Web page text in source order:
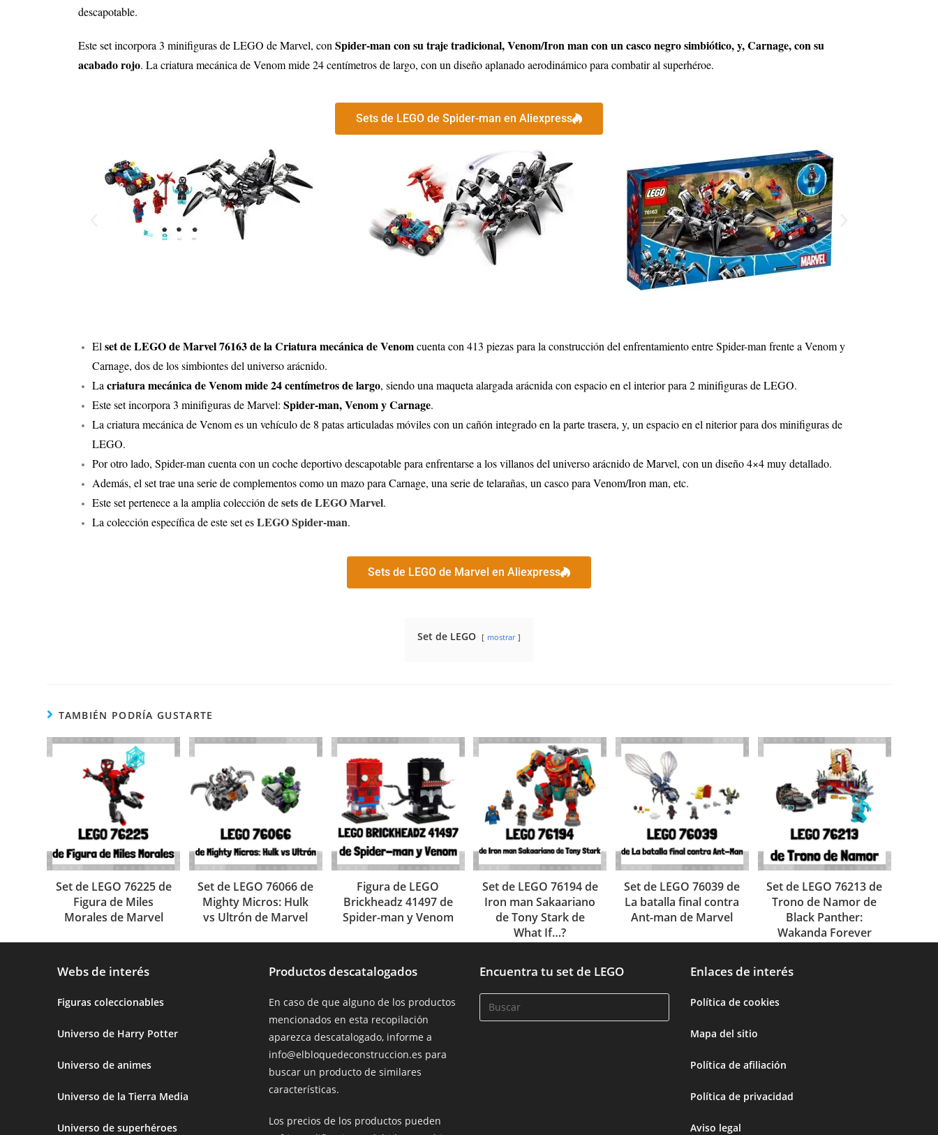
descapotable.
Este set incorpora 3 minifiguras de LEGO de Marvel, con Spider-man con su traje tradicional, Venom/Iron man con un casco negro simbiótico, y, Carnage, con su
acabado rojo. La criatura mecánica de Venom mide 24 centímetros de largo, con un diseño aplanado aerodinámico para combatir al superhéroe.
Sets de LEGO de Spider-man en Aliexpress
El set de LEGO de Marvel 76163 de la Criatura mecánica de Venomcuenta con 413 piezas para la construcción del enfrentamiento entre Spider-man frente a Venom y
Carnage, dos de los simbiontes del universo arácnido.
La criatura mecánica de Venom mide 24 centímetros de largo, siendo una maqueta alargada arácnida con espacio en el interior para 2 minifiguras de LEGO.
Este set incorpora 3 minifiguras de Marvel: Spider-man, Venom y Carnage.
La criatura mecánica de Venom es un vehículo de 8 patas articuladas móviles con un cañón integrado en la parte trasera, y, un espacio en el niterior para dos minifiguras de
LEGO.
Por otro lado, Spider-man cuenta con un coche deportivo descapotable para enfrentarse a los villanos del universo arácnido de Marvel, con un diseño 4×4 muy detallado.
Además, el set trae una serie de complementos como un mazo para Carnage, una serie de telarañas, un casco para Venom/Iron man, etc.
Este set pertenece a la amplia colección desets de LEGO Marvel.
La colección específica de este set esLEGO Spider-man.
Sets de LEGO de Marvel en Aliexpress
Set de LEGO mostrar
TAMBIÉN PODRÍA GUSTARTE
Set de LEGO 76225 de
Figura de Miles
Morales de Marvel
Set de LEGO 76066 de
Mighty Micros: Hulk
vs Ultrón de Marvel
Figura de LEGO
Brickheadz 41497 de
Spider-man y Venom
Set de LEGO 76194 de
Iron man Sakaariano
de Tony Stark de
What If…?
Set de LEGO 76039 de
La batalla final contra
Ant-man de Marvel
Set de LEGO 76213 de
Trono de Namor de
Black Panther:
Wakanda Forever
Webs de interés
Figuras coleccionables
Universo de Harry Potter
Universo de animes
Universo de la Tierra Media
Universo de superhéroes
Productos descatalogados
En caso de que alguno de los productos
mencionados en esta recopilación
aparezca descatalogado, informe a
info@elbloquedeconstruccion.es para
buscar un producto de similares
características.
Los precios de los productos pueden
Encuentra tu set de LEGO Enlaces de interés
Política de cookies
Mapa del sitio
Política de afiliación
Política de privacidad
Aviso legal